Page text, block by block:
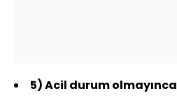
5)Acil durum olmayınca